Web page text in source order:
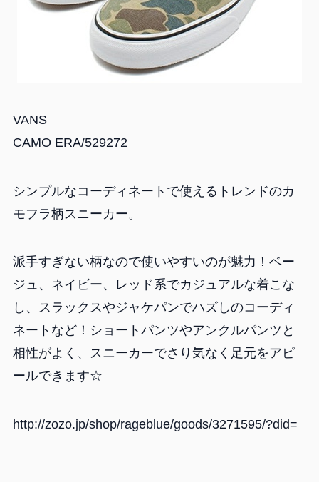
VANS
CAMO ERA/529272
シンプルなコーディネートで使えるトレンドのカ
モフラ柄スニーカー。
派手すぎない柄なので使いやすいのが魅力！ベー
ジュ、ネイビー、レッド系でカジュアルな着こな
し、スラックスやジャケパンでハズしのコーディ
ネートなど！ショートパンツやアンクルパンツと
相性がよく、スニーカーでさり気なく足元をアピ
ールできます☆
http://zozo.jp/shop/rageblue/goods/3271595/?did=